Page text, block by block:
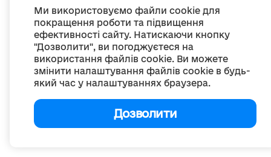
Ми використовуємо файли cookie для
покращення роботи та підвищення
ефективності сайту. Натискаючи кнопку
"Дозволити", ви погоджуєтеся на
використання файлів cookie. Ви можете
змінити налаштування файлів cookie в будь-
який час у налаштуваннях браузера.
Дозволити
якщо не зазначено інше